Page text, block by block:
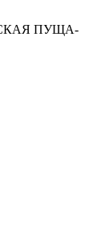
ПУЩА-